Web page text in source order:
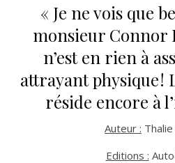
« Je ne vois que
monsieur Connor
n’est en rien à
attrayant physique !
réside encore à
Auteur :
Editions :